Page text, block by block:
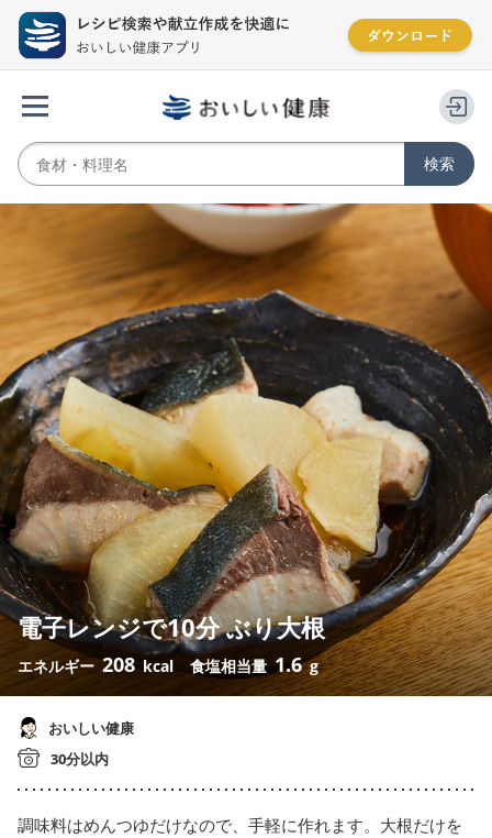
電子レンジで10分 ぶり大根
エネルギー 208 kcal 食塩相当量1.6 g
おいしい健康
30分以内
調味料はめんつゆだけなので、手軽に作れます。大根だけを